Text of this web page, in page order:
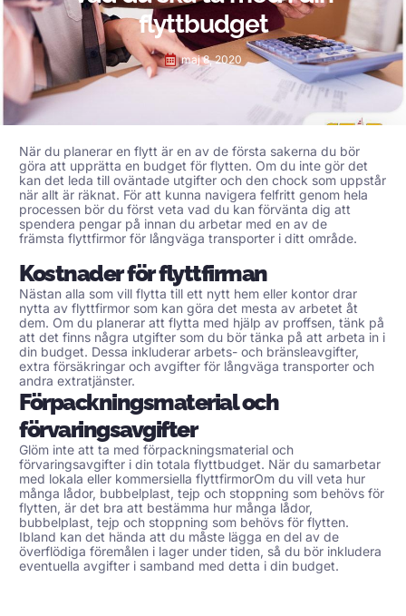
flyttbudget
maj 8, 2020
När du planerar en flytt är en av de första sakerna du bör
göra att upprätta en budget för flytten. Om du inte gör det
kan det leda till oväntade utgifter och den chock som uppstår
när allt är räknat. För att kunna navigera felfritt genom hela
processen bör du först veta vad du kan förvänta dig att
spendera pengar på innan du arbetar med en av de
främsta flyttfirmor för långväga transporter i ditt område.
Kostnader för flyttfirman
Nästan alla som vill flytta till ett nytt hem eller kontor drar
nytta av flyttfirmor som kan göra det mesta av arbetet åt
dem. Om du planerar att flytta med hjälp av proffsen, tänk på
att det finns några utgifter som du bör tänka på att arbeta in i
din budget. Dessa inkluderar arbets- och bränsleavgifter,
extra försäkringar och avgifter för långväga transporter och
andra extratjänster.
Förpackningsmaterial och
förvaringsavgifter
Glöm inte att ta med förpackningsmaterial och
förvaringsavgifter i din totala flyttbudget. När du samarbetar
med lokala eller kommersiella flyttfirmorOm du vill veta hur
många lådor, bubbelplast, tejp och stoppning som behövs för
flytten, är det bra att bestämma hur många lådor,
bubbelplast, tejp och stoppning som behövs för flytten.
Ibland kan det hända att du måste lägga en del av de
överflödiga föremålen i lager under tiden, så du bör inkludera
eventuella avgifter i samband med detta i din budget.